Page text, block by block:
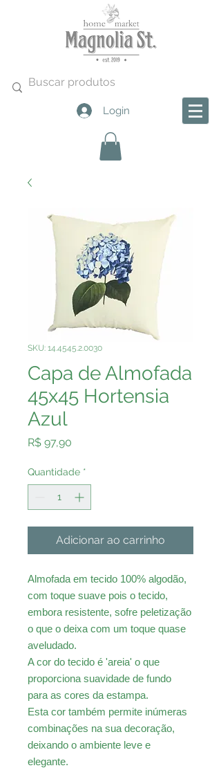
Login
SKU: 14.4545.2.0030
Capa de Almofada
45x45 Hortensia
Azul
R$ 97,90
Quantidade *
Adicionar ao carrinho
Almofada em tecido 100% algodão,
com toque suave pois o tecido,
embora resistente, sofre peletização
o que o deixa com um toque quase
aveludado.
A cor do tecido é 'areia' o que
proporciona suavidade de fundo
para as cores da estampa.
Esta cor também permite inúmeras
combinações na sua decoração,
deixando o ambiente leve e
elegante.